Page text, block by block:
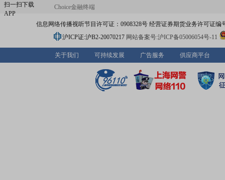
扫一扫下载
APP
Choice金融终端
信息网络传播视听节目许可证：0908328号 经营证券期货业务许可证编
沪ICP证:沪B2-20070217 网站备案号:沪ICP备05006054号-11
关于我们 可持续发展 广告服务 供应商平台